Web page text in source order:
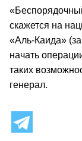
скажется на
«Аль-Каида»
начать
таких
генерал.